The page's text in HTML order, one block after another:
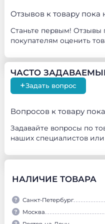
Опоры для солнечных
Опоры для
Опоры для чиллеров.
оборудования.
Опоры для переходных
Комплектация:
резина для шин;
Оцинкованный
Металлический
условий монтажа и
Отзывов к товару пока
Станьте первым! Отзывы
покупателям оценить
ЧАСТО
+Задать вопрос
Вопросов к товару
Задавайте вопросы по
наших специалистов
НАЛИЧИЕ ТОВАРА
Санкт-Петербург
Москва